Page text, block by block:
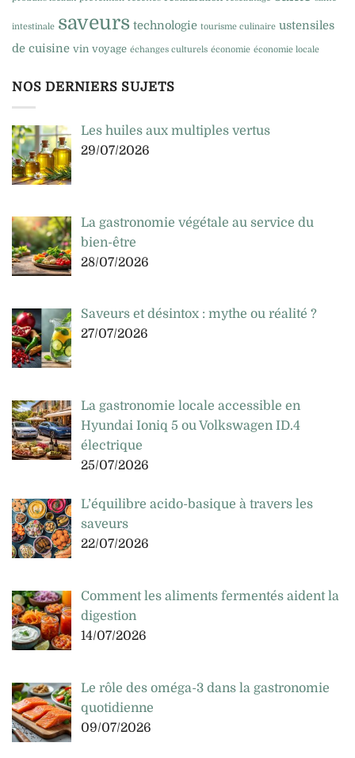
intestinale saveurs technologie tourisme culinaire ustensiles
de cuisine vin voyage échanges culturels économie économie locale
NOS DERNIERS SUJETS
Les huiles aux multiples vertus
29/07/2026
La gastronomie végétale au service du
bien-être
28/07/2026
Saveurs et désintox : mythe ou réalité ?
27/07/2026
La gastronomie locale accessible en
Hyundai Ioniq 5 ou Volkswagen ID.4
électrique
25/07/2026
L’équilibre acido-basique à travers les
saveurs
22/07/2026
Comment les aliments fermentés aident la
digestion
14/07/2026
Le rôle des oméga-3 dans la gastronomie
quotidienne
09/07/2026